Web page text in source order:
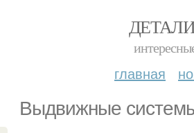
главная
Выдвижные